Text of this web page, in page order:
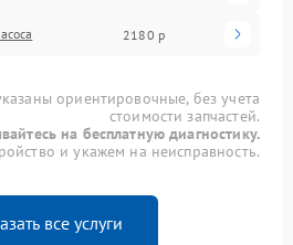
2180 р
ориентировочные, без учета
стоимости запчастей.
на бесплатную диагностику.
и укажем на неисправность.
все услуги